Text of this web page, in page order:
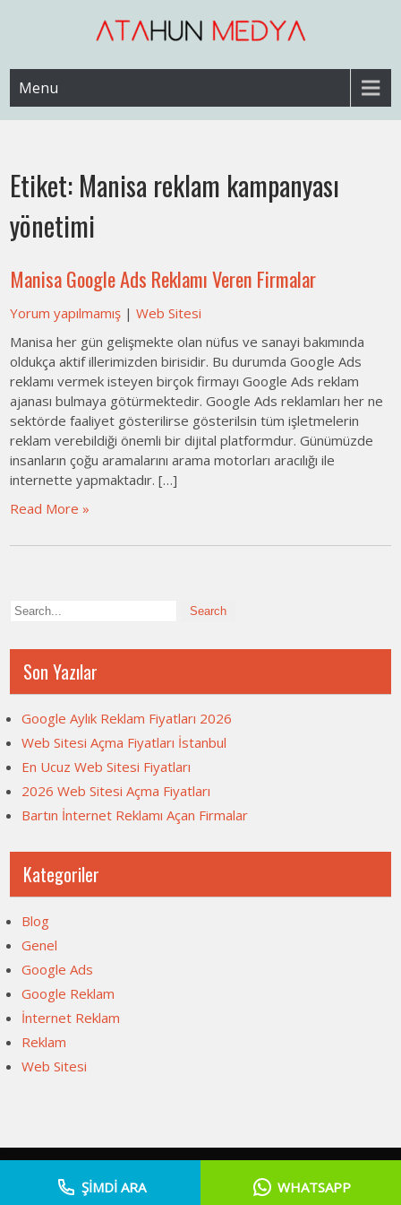
Web Sitesi Açma, İnternet Sitesi
Fiyatları
Menu
Etiket: Manisa reklam kampanyası
yönetimi
Manisa Google Ads Reklamı Veren Firmalar
Yorum yapılmamış |Web Sitesi
Manisa her gün gelişmekte olan nüfus ve sanayi bakımında
oldukça aktif illerimizden birisidir. Bu durumda Google Ads
reklamı vermek isteyen birçok firmayı Google Ads reklam
ajanası bulmaya götürmektedir. Google Ads reklamları her ne
sektörde faaliyet gösterilirse gösterilsin tüm işletmelerin
reklam verebildiği önemli bir dijital platformdur. Günümüzde
insanların çoğu aramalarını arama motorları aracılığı ile
internette yapmaktadır. […]
Read More »
Son Yazılar
Google Aylık Reklam Fiyatları 2026
Web Sitesi Açma Fiyatları İstanbul
En Ucuz Web Sitesi Fiyatları
2026 Web Sitesi Açma Fiyatları
Bartın İnternet Reklamı Açan Firmalar
Kategoriler
Blog
Genel
Google Ads
Google Reklam
İnternet Reklam
Reklam
Web Sitesi
ŞİMDİ ARA WHATSAPP